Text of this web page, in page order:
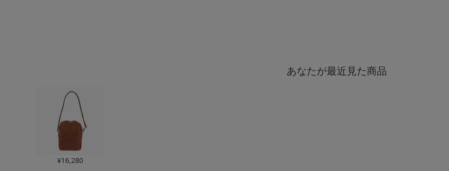
あなたが最近見た商品
¥16,280